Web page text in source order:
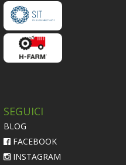
SEGUICI
BLOG
FACEBOOK
INSTAGRAM